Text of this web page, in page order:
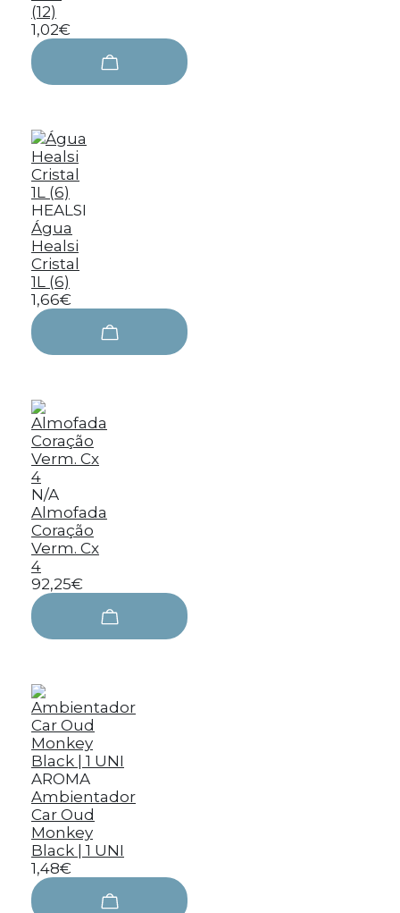
(12)
1,02€
HEALSI
Água
Healsi
Cristal
1L (6)
1,66€
N/A
Almofada
Coração
Verm. Cx
4
92,25€
AROMA
Ambientador
Car Oud
Monkey
Black | 1 UNI
1,48€